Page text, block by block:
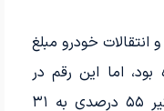
بر نقل و انتقالات خودرو مبلغ
بود، اما این رقم در
بودجه ۱۴۰۴ با یک افزایش چشمگیر ۵۵ درصدی به ۳۱